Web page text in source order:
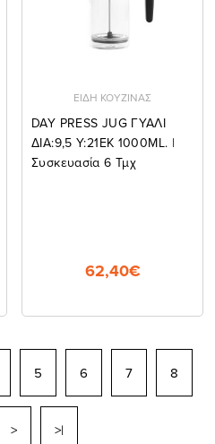
ΕΙΔΗ ΚΟΥΖΙΝΑΣ
DAY PRESS JUG ΓΥΑΛΙ
ΔΙΑ:9,5 Υ:21ΕΚ 1000ML. |
Συσκευασία 6 Τμχ
62,40€
5 6 7 8
> >|